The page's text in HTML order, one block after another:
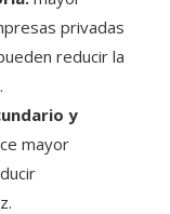
privadas
reducir la
y
mayor